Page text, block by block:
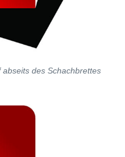
des Schachbrettes